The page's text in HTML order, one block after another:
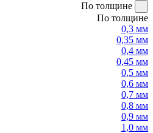
По толщине
По толщине
0,3 мм
0,35 мм
0,4 мм
0,45 мм
0,5 мм
0,6 мм
0,7 мм
0,8 мм
0,9 мм
1,0 мм